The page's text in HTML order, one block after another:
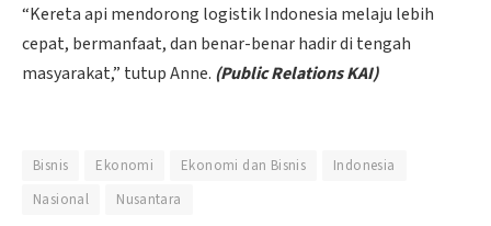
“Kereta api mendorong logistik Indonesia melaju lebih
cepat, bermanfaat, dan benar-benar hadir di tengah
masyarakat,” tutup Anne. (Public Relations KAI)
Bisnis Ekonomi Ekonomi dan Bisnis
Indonesia
Nasional
Nusantara